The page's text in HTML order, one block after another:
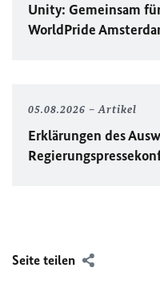
Unity: Gemeinsam
WorldPride
05.08.2026 Artikel
Erklärungen des
Seite teilen